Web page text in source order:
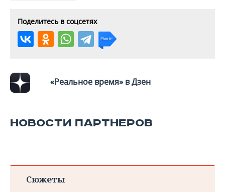
Поделитесь в соцсетях
«Реальное время» в Дзен
НОВОСТИ ПАРТНЕРОВ
Сюжеты